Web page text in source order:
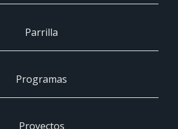
Parrilla
Programas
Proyectos